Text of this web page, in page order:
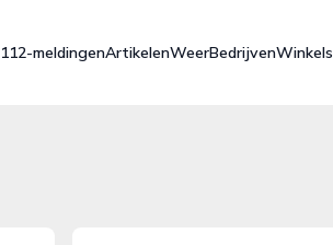
112-meldingenArtikelenWeerBedrijvenWinkels